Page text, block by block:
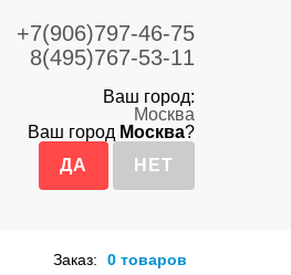
+7(906)797-46-75
8(495)767-53-11
Ваш город:
Москва
Ваш город Москва?
Заказ: 0 товаров